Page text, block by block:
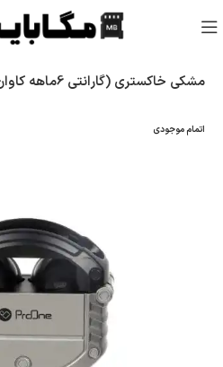
ایرپاد TWS ProOne مدل PHB3212 – مشکی خاکستری (گارانتی 6ماهه کاوان)
اتمام موجودی